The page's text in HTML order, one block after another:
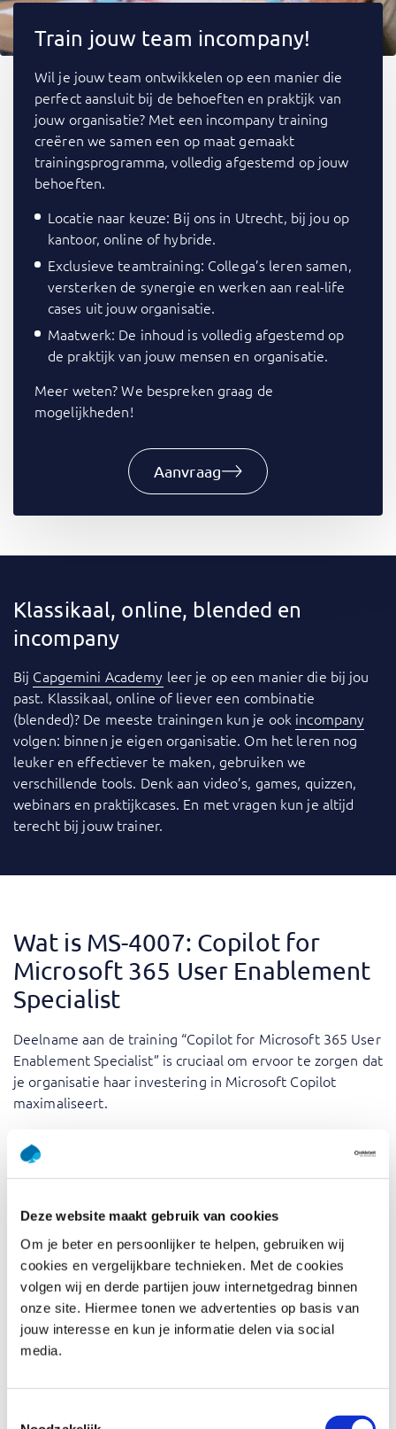
Deze website maakt gebruik van cookies
Om je beter en persoonlijker te helpen, gebruiken wij
cookies en vergelijkbare technieken. Met de cookies
volgen wij en derde partijen jouw internetgedrag binnen
onze site. Hiermee tonen we advertenties op basis van
jouw interesse en kun je informatie delen via social
media.
Train jouw team incompany!
Wil je jouw team ontwikkelen op een manier die
perfect aansluit bij de behoeften en praktijk van
jouw organisatie? Met een incompany training
creëren we samen een op maat gemaakt
trainingsprogramma, volledig afgestemd op jouw
behoeften.
Locatie naar keuze: Bij ons in Utrecht, bij jou op
kantoor, online of hybride.
Exclusieve teamtraining: Collega’s leren samen,
versterken de synergie en werken aan real-life
cases uit jouw organisatie.
Maatwerk: De inhoud is volledig afgestemd op
de praktijk van jouw mensen en organisatie.
Meer weten? We bespreken graag de
mogelijkheden!
Aanvraag
Klassikaal, online, blended en
incompany
Bij Capgemini Academy leer je op een manier die bij jou
past. Klassikaal, online of liever een combinatie
(blended)? De meeste trainingen kun je ook incompany
volgen: binnen je eigen organisatie. Om het leren nog
leuker en effectiever te maken, gebruiken we
verschillende tools. Denk aan video’s, games, quizzen,
webinars en praktijkcases. En met vragen kun je altijd
terecht bij jouw trainer.
Wat is MS-4007: Copilot for
Microsoft 365 User Enablement
Specialist
Deelname aan de training “Copilot for Microsoft 365 User
Enablement Specialist” is cruciaal om ervoor te zorgen dat
je organisatie haar investering in Microsoft Copilot
maximaliseert.
technologische transformatie, gericht op
werknemersbetrokkenheid, leiderschap en het stellen
praktijkervaring met zich mee en slaan een brug tussen
theoretische concepten en toepassingen en best
practices uit de praktijk.
“Copilot for Microsoft 365 User Enablement Specialist” is
een uitgebreide training die is ontworpen om
deelnemers de kennis en vaardigheden te geven om een
organisatie te stimuleren.
De training richt zich op het Copilot for Microsoft 365